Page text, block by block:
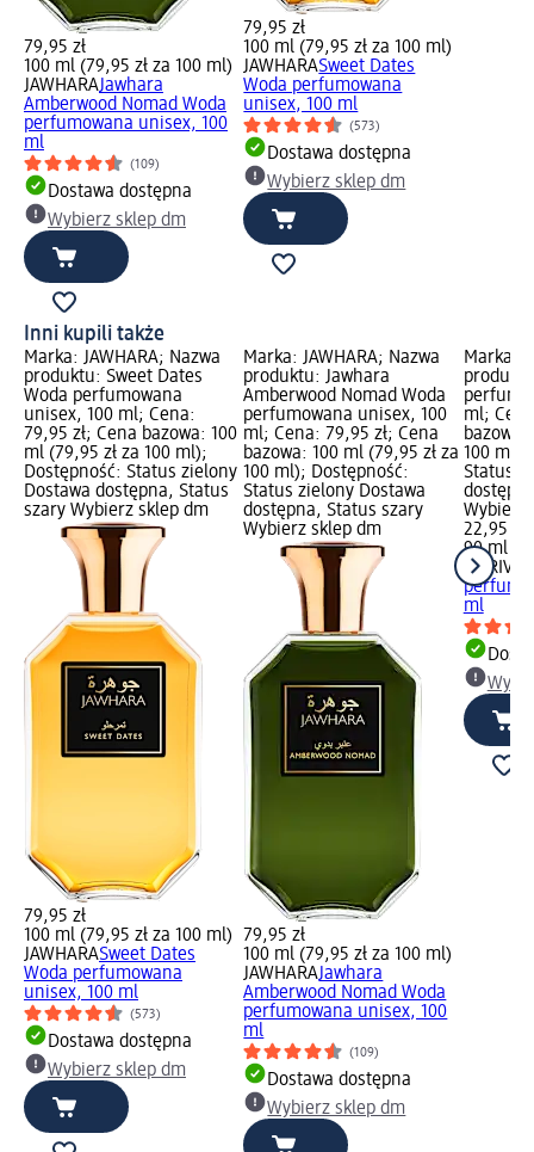
79,95 zł
100 ml (79,95 zł za 100 ml)
JAWHARAJawhara
Amberwood Nomad Woda
perfumowana unisex, 100
ml
(109)
Dostawa dostępna
Wybierz sklep dm
79,95 zł
100 ml (79,95 zł za 100 ml)
JAWHARASweet Dates
Woda perfumowana
unisex, 100 ml
(573)
Dostawa dostępna
Wybierz sklep dm
Inni kupili także
Marka: JAWHARA; Nazwa
produktu: Sweet Dates
Woda perfumowana
unisex, 100 ml; Cena:
79,95 zł; Cena bazowa: 100
ml (79,95 zł za 100 ml);
Dostępność: Status zielony
Dostawa dostępna, Status
szary Wybierz sklep dm
79,95 zł
100 ml (79,95 zł za 100 ml)
JAWHARASweet Dates
Woda perfumowana
unisex, 100 ml
(573)
Dostawa dostępna
Wybierz sklep dm
Marka: JAWHARA; Nazwa
produktu: Jawhara
Amberwood Nomad Woda
perfumowana unisex, 100
ml; Cena: 79,95 zł; Cena
bazowa: 100 ml (79,95 zł za
100 ml); Dostępność:
Status zielony Dostawa
dostępna, Status szary
Wybierz sklep dm
79,95 zł
100 ml (79,95 zł za 100 ml)
JAWHARAJawhara
Amberwood Nomad Woda
perfumowana unisex, 100
ml
(109)
Dostawa dostępna
Wybierz sklep dm
Marka:
ml;
bazowa:
100 ml);
Status
Wybierz
22,95 zł
90 ml
LA RIVE
ml